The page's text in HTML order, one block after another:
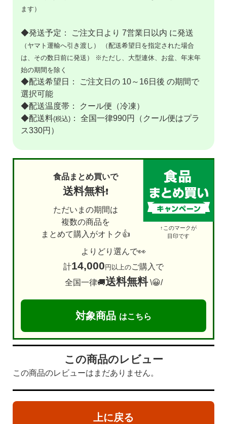
ます）
◆発送予定： ご注文日より 7営業日以内 に発送
（ヤマト運輸へ引き渡し）
（配送希望日を指定された場合
は、その数日前に発送）
※ただし、大型連休、お盆、年末年
始の期間を除く
◆配送希望日： ご注文日の 10～16日後 の期間で
選択可能
◆配送温度帯： クール便（冷凍）
◆配送料(税込) ： 全国一律990円（クール便はプラ
ス330円）
↑このマークが
目印です
食品まとめ買いで
送料無料❗
ただいまの期間は
複数の商品を
まとめて購入がオトク👍
よりどり選んで👀
計14,000円以上のご購入で
全国一律🚚送料無料\😀/
対象商品 はこちら
この商品のレビュー
この商品のレビューはまだありません。
上に戻る